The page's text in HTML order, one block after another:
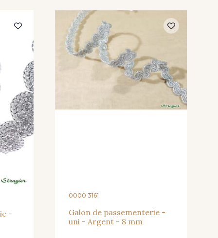
-
0000 3161
Galon de passementerie -
uni - Argent - 8 mm